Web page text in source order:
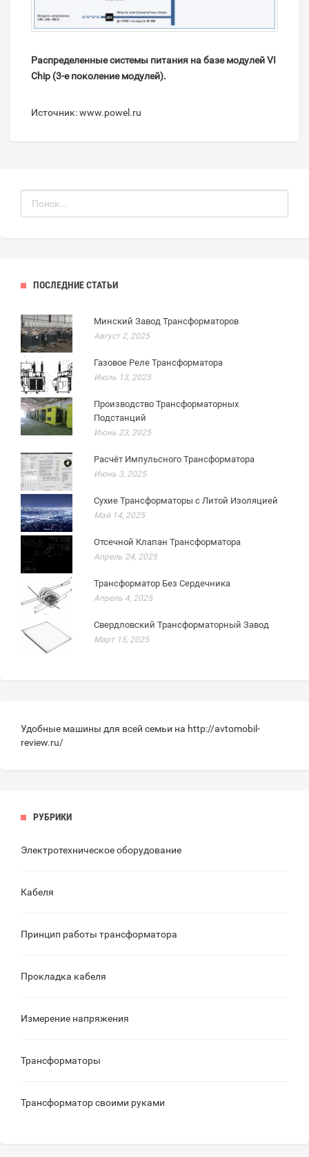
Распределенные системы питания на базе модулей VI
Chip (3-е поколение модулей).
Источник: www.powel.ru
ПОСЛЕДНИЕ СТАТЬИ
Минский Завод Трансформаторов
Август 2, 2025
Газовое Реле Трансформатора
Июль 13, 2025
Производство Трансформаторных
Подстанций
Июнь 23, 2025
Расчёт Импульсного Трансформатора
Июнь 3, 2025
Сухие Трансформаторы с Литой Изоляцией
Май 14, 2025
Отсечной Клапан Трансформатора
Апрель 24, 2025
Трансформатор Без Сердечника
Апрель 4, 2025
Свердловский Трансформаторный Завод
Март 15, 2025
Удобные машины для всей семьи на http://avtomobil-
review.ru/
РУБРИКИ
Электротехническое оборудование
Кабеля
Принцип работы трансформатора
Прокладка кабеля
Измерение напряжения
Трансформаторы
Трансформатор своими руками